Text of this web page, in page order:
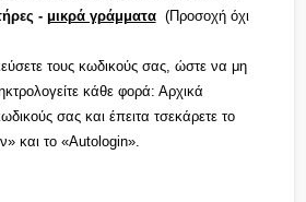
- μικρά γράμματα(Προσοχή όχι
τους κωδικούς σας, ώστε να μη
κάθε φορά: Αρχικά
σας και έπειτα τσεκάρετε το
και το «Autologin».